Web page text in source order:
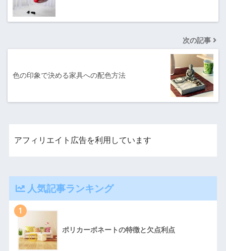
次の記事
色の印象で決める家具への配色方法
アフィリエイト広告を利用しています
人気記事ランキング
1
ポリカーボネートの特徴と欠点利点